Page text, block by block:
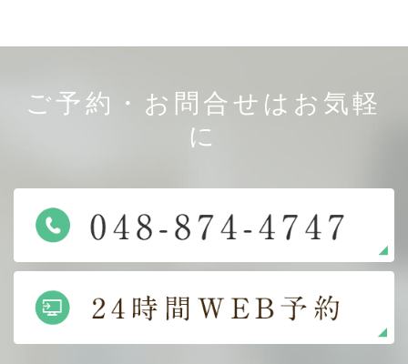
ご予約・お問合せはお気軽
に